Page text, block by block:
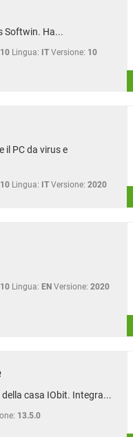
Softwin. Ha...
Lingua: IT Versione: 10
il PC da virus e
Lingua: IT Versione: 2020
Lingua: EN Versione: 2020
casa IObit. Integra...
13.5.0